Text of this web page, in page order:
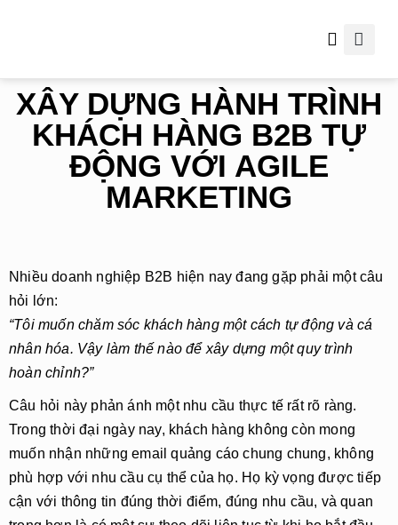
XÂY DỰNG HÀNH TRÌNH
KHÁCH HÀNG B2B TỰ
ĐỘNG VỚI AGILE
MARKETING
Nhiều doanh nghiệp B2B hiện nay đang gặp phải một câu
hỏi lớn:
“Tôi muốn chăm sóc khách hàng một cách tự động và cá
nhân hóa. Vậy làm thế nào để xây dựng một quy trình
hoàn chỉnh?”
Câu hỏi này phản ánh một nhu cầu thực tế rất rõ ràng.
Trong thời đại ngày nay, khách hàng không còn mong
muốn nhận những email quảng cáo chung chung, không
phù hợp với nhu cầu cụ thể của họ. Họ kỳ vọng được tiếp
cận với thông tin đúng thời điểm, đúng nhu cầu, và quan